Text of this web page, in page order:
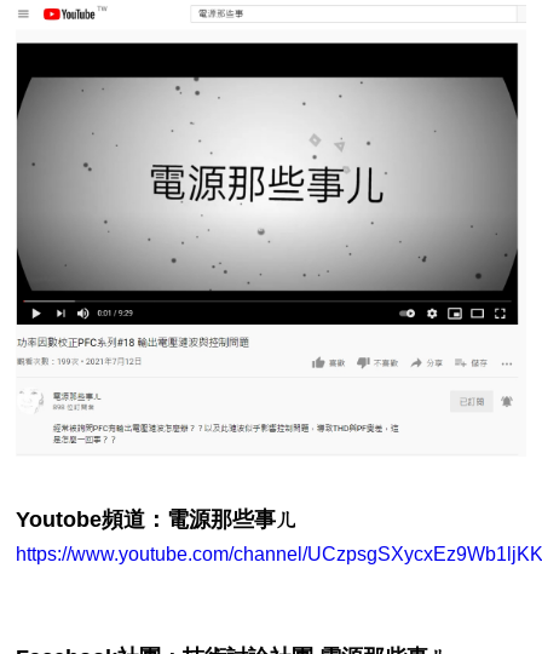
Youtobe頻道： 電源那些事ㄦ
https://www.youtube.com/channel/